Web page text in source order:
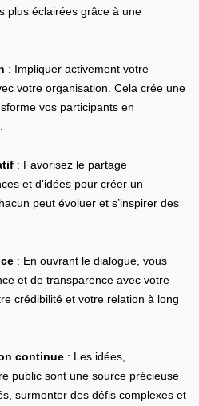
plus éclairées grâce à une
: Impliquer activement votre
votre organisation. Cela crée une
vos participants en
: Favorisez le partage
et d’idées pour créer un
peut évoluer et s’inspirer des
: En ouvrant le dialogue, vous
et de transparence avec votre
crédibilité et votre relation à long
continue: Les idées,
public sont une source précieuse
surmonter des défis complexes et